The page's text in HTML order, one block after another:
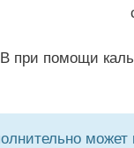
при помощи
может